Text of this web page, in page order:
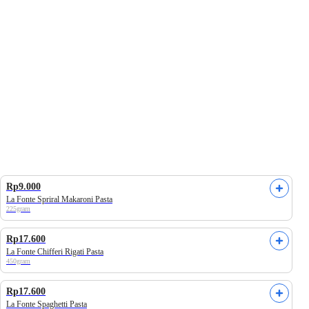
Rp9.000
La Fonte Spriral Makaroni Pasta
225gram
Rp17.600
La Fonte Chifferi Rigati Pasta
450gram
Rp17.600
La Fonte Spaghetti Pasta